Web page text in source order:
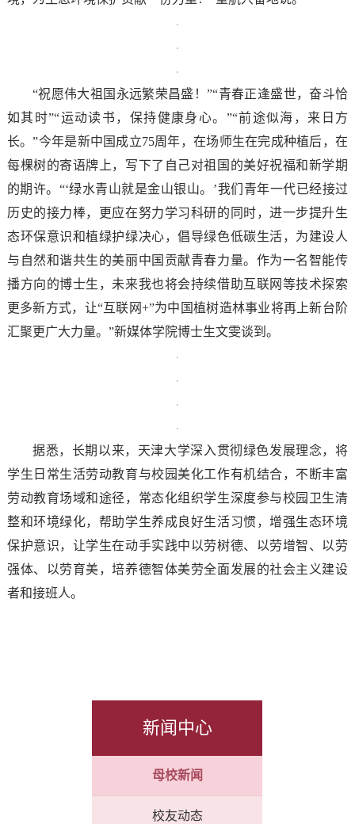
“祝愿伟大祖国永远繁荣昌盛！”“青春正逢盛世，奋斗恰
如其时”“运动读书，保持健康身心。”“前途似海，来日方
长。”今年是新中国成立75周年，在场师生在完成种植后，在
每棵树的寄语牌上，写下了自己对祖国的美好祝福和新学期
的期许。“‘绿水青山就是金山银山。’我们青年一代已经接过
历史的接力棒，更应在努力学习科研的同时，进一步提升生
态环保意识和植绿护绿决心，倡导绿色低碳生活，为建设人
与自然和谐共生的美丽中国贡献青春力量。作为一名智能传
播方向的博士生，未来我也将会持续借助互联网等技术探索
更多新方式，让“互联网+”为中国植树造林事业将再上新台阶
汇聚更广大力量。”新媒体学院博士生文雯谈到。
据悉，长期以来，天津大学深入贯彻绿色发展理念，将
学生日常生活劳动教育与校园美化工作有机结合，不断丰富
劳动教育场域和途径，常态化组织学生深度参与校园卫生清
整和环境绿化，帮助学生养成良好生活习惯，增强生态环境
保护意识，让学生在动手实践中以劳树德、以劳增智、以劳
强体、以劳育美，培养德智体美劳全面发展的社会主义建设
者和接班人。
新闻中心
母校新闻
校友动态